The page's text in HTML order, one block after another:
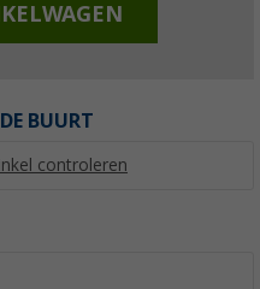
BUURT
controleren